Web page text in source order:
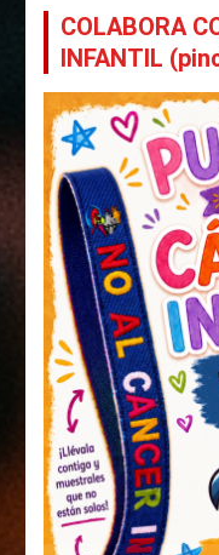
COLABORA
INFANTIL